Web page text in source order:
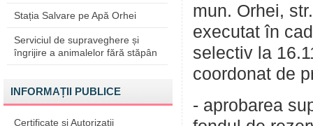
Stația Salvare pe Apă Orhei
Serviciul de supraveghere și
îngrijire a animalelor fără stăpân
INFORMAȚII PUBLICE
Certificate și Autorizații
mun. Orhei,
executat în
selectiv la
coordonat de
- aprobarea